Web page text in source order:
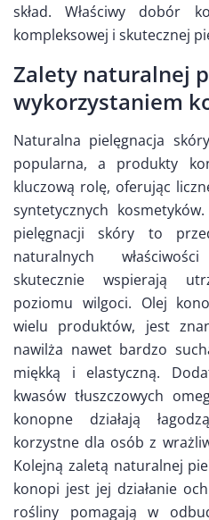
skład. Właściwy dobór
kompleksowej i skutecznej
Zalety naturalnej
wykorzystaniem
Naturalna pielęgnacja
popularna, a produkty
kluczową rolę, oferując
syntetycznych
pielęgnacji skóry to
naturalnych
skutecznie wspierają
poziomu wilgoci. Olej
wielu produktów, jest
nawilża nawet bardzo
miękką i elastyczną.
kwasów tłuszczowych
konopne działają
korzystne dla osób z
Kolejną zaletą naturalnej
konopi jest jej działanie
rośliny pomagają w